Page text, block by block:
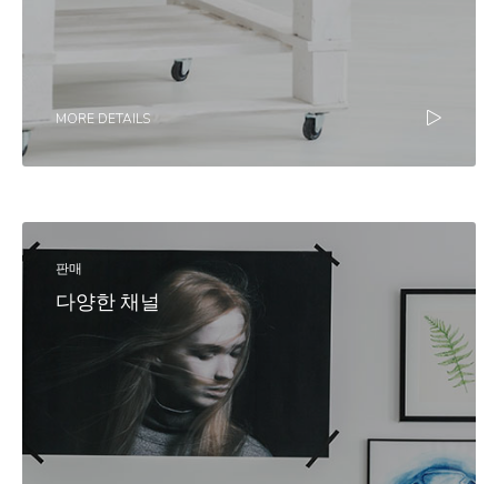
MORE DETAILS
판매
다양한 채널